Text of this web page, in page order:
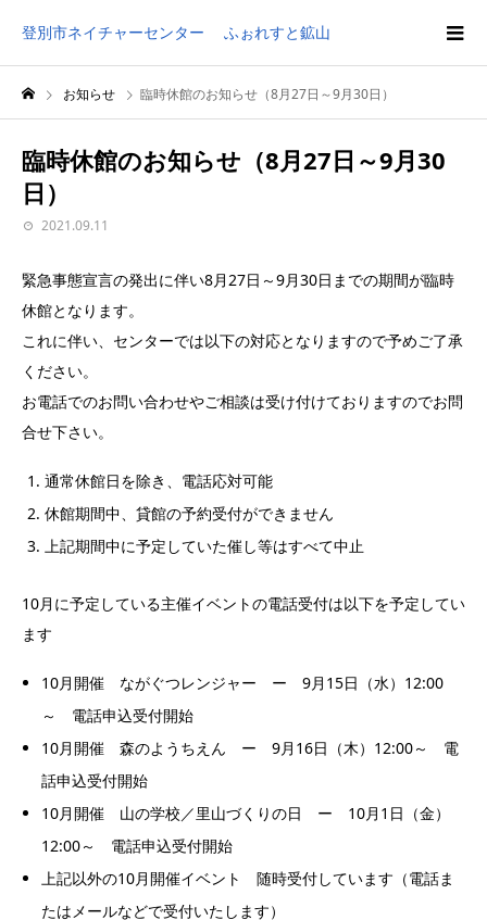
登別市ネイチャーセンター ふぉれすと鉱山
お知らせ 臨時休館のお知らせ（8月27日～9月30日）
臨時休館のお知らせ（8月27日～9月30
日）
2021.09.11
緊急事態宣言の発出に伴い8月27日～9月30日までの期間が臨時
休館となります。
これに伴い、センターでは以下の対応となりますので予めご了承
ください。
お電話でのお問い合わせやご相談は受け付けておりますのでお問
合せ下さい。
通常休館日を除き、電話応対可能
休館期間中、貸館の予約受付ができません
上記期間中に予定していた催し等はすべて中止
10月に予定している主催イベントの電話受付は以下を予定してい
ます
10月開催 ながぐつレンジャー ー 9月15日（水）12:00
～ 電話申込受付開始
10月開催 森のようちえん ー 9月16日（木）12:00～ 電
話申込受付開始
10月開催 山の学校／里山づくりの日 ー 10月1日（金）
12:00～ 電話申込受付開始
上記以外の10月開催イベント 随時受付しています（電話ま
たはメールなどで受付いたします）